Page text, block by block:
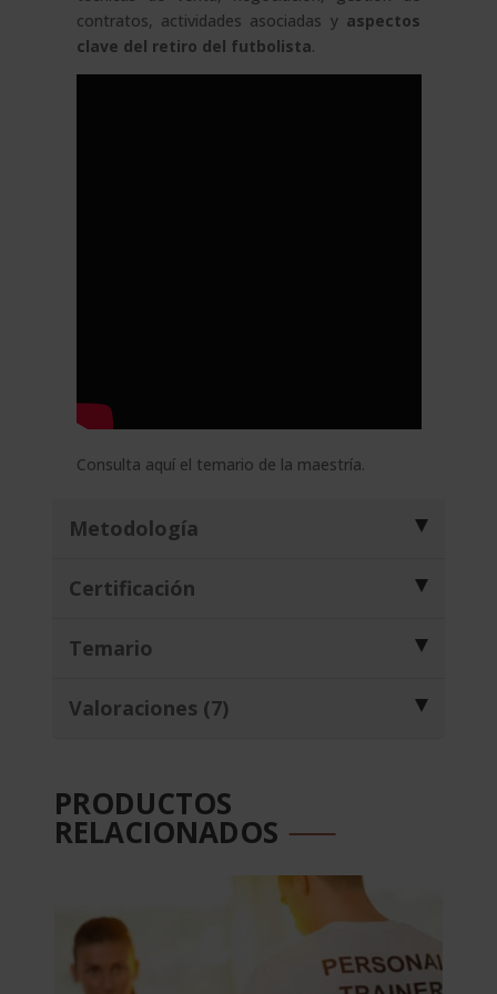
contratos, actividades asociadas y aspectos
clave del retiro del futbolista.
Consulta aquí el temario de la maestría.
Metodología
Certificación
Temario
Valoraciones (7)
PRODUCTOS
RELACIONADOS